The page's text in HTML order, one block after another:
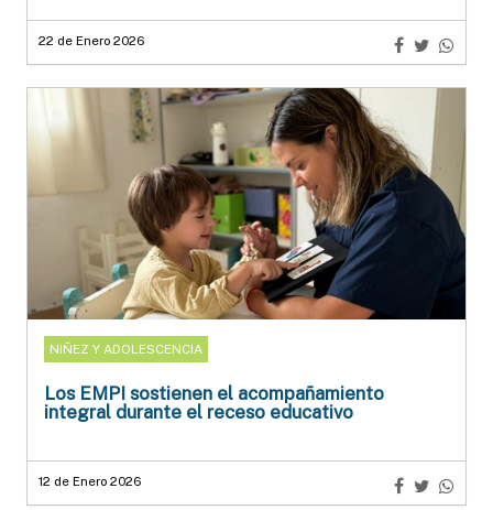
22 de Enero 2026
NIÑEZ Y ADOLESCENCIA
Los EMPI sostienen el acompañamiento
integral durante el receso educativo
12 de Enero 2026